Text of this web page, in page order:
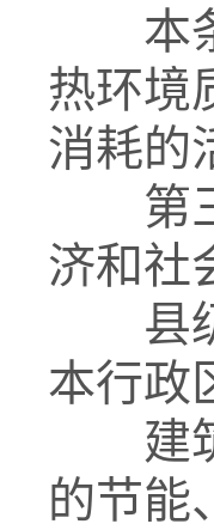
本条
热环境
消耗的
第三
济和社
县级
本行政
建筑
的节能